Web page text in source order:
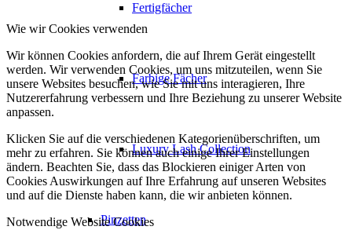
Fertigfächer
Farbige Fächer
Luxury Lash Collection
Pinzetten
Wie wir Cookies verwenden
Wir können Cookies anfordern, die auf Ihrem Gerät eingestellt
werden. Wir verwenden Cookies, um uns mitzuteilen, wenn Sie
unsere Websites besuchen, wie Sie mit uns interagieren, Ihre
Nutzererfahrung verbessern und Ihre Beziehung zu unserer Website
anpassen.
Klicken Sie auf die verschiedenen Kategorienüberschriften, um
mehr zu erfahren. Sie können auch einige Ihrer Einstellungen
ändern. Beachten Sie, dass das Blockieren einiger Arten von
Cookies Auswirkungen auf Ihre Erfahrung auf unseren Websites
und auf die Dienste haben kann, die wir anbieten können.
Notwendige Website Cookies